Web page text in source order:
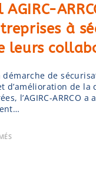
à
leurs
démarche de
d’amélioration de la
l’AGIRC-ARRCO a